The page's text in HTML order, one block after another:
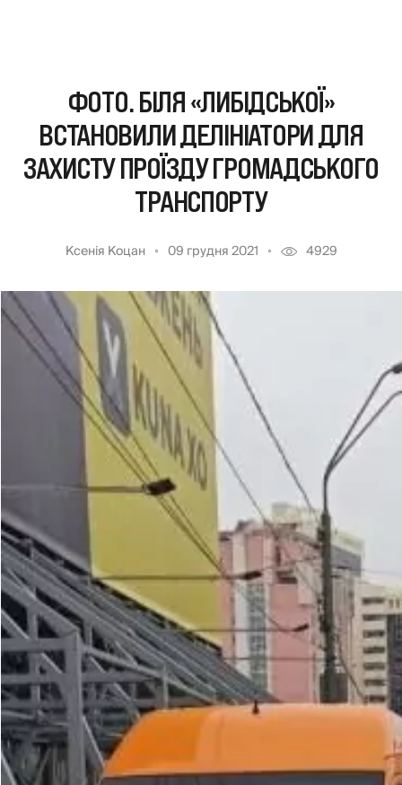
ФОТО. БІЛЯ «ЛИБІДСЬКОЇ»
ВСТАНОВИЛИ ДЕЛІНІАТОРИ ДЛЯ
ЗАХИСТУ ПРОЇЗДУ ГРОМАДСЬКОГО
ТРАНСПОРТУ
Ксенія Коцан 09 грудня 2021 4929